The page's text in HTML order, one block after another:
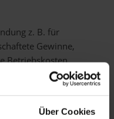
Über Cookies
z. B. für
Gewinne,
Betriebskosten,
(auch für evtl.
etc. werden von einer